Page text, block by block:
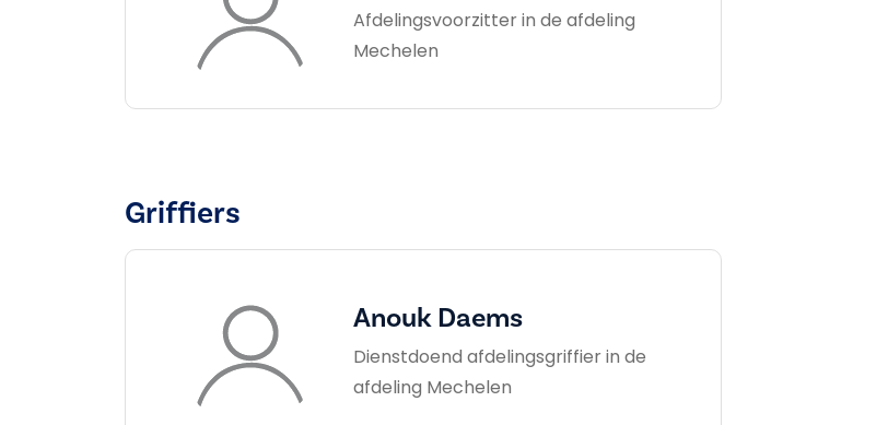
Afdelingsvoorzitter in de afdeling
Mechelen
Griffiers
Anouk Daems
Dienstdoend afdelingsgriffier in de
afdeling Mechelen